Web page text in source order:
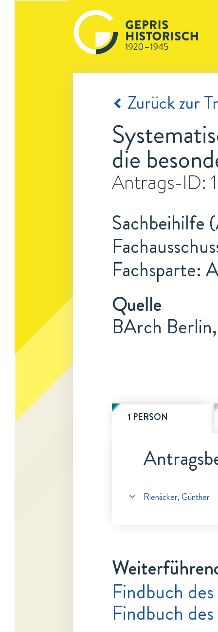
Zurück zur
die
Antrags-ID:
Sachbeihilfe
Fachsparte:
Quelle
BArch
1 PERSON
Rienäcker, Günther
Findbuch
Findbuch